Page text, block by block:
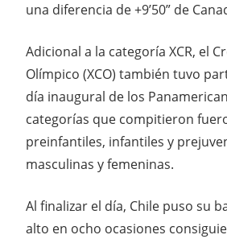
una diferencia de +9’50” de
Adicional a la categoría XCR, el
Olímpico (XCO) también tuvo
día inaugural de los
categorías que compitieron
preinfantiles, infantiles y
masculinas y femeninas.
Al finalizar el día, Chile puso su
alto en ocho ocasiones